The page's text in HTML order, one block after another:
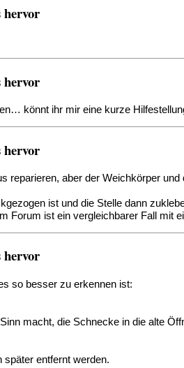
hervor
hervor
könnt ihr mir eine kurze
hervor
reparieren, aber der Weichkörper
ist und die Stelle dann
Forum ist ein vergleichbarer Fall mit
hervor
so besser zu erkennen ist:
macht, die Schnecke in die alte
später entfernt werden.